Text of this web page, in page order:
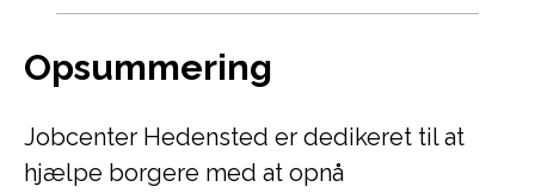
Opsummering
Jobcenter Hedensted er dedikeret til at
hjælpe borgere med at opnå